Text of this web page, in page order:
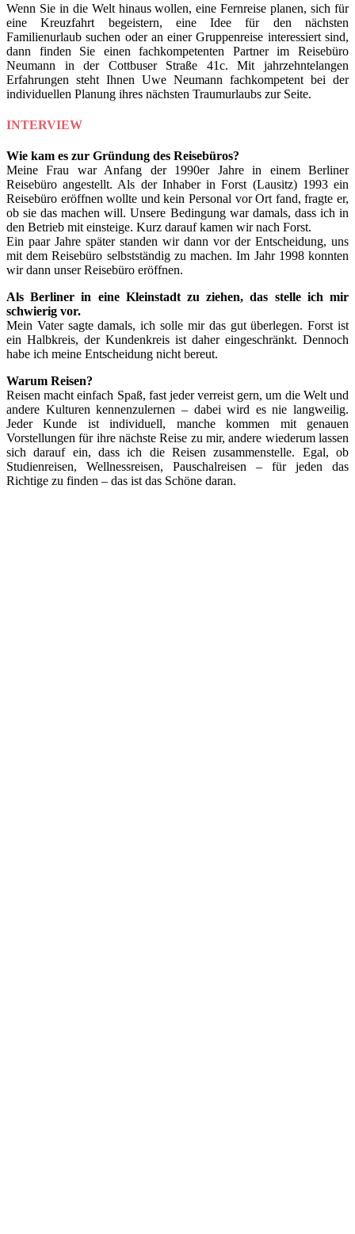
Wenn Sie in die Welt hinaus wollen, eine Fernreise planen, sich für
eine Kreuzfahrt begeistern, eine Idee für den nächsten
Familienurlaub suchen oder an einer Gruppenreise interessiert sind,
dann finden Sie einen fachkompetenten Partner im Reisebüro
Neumann in der Cottbuser Straße 41c. Mit jahrzehntelangen
Erfahrungen steht Ihnen Uwe Neumann fachkompetent bei der
individuellen Planung ihres nächsten Traumurlaubs zur Seite.
INTERVIEW
Wie kam es zur Gründung des Reisebüros?
Meine Frau war Anfang der 1990er Jahre in einem Berliner
Reisebüro angestellt. Als der Inhaber in Forst (Lausitz) 1993 ein
Reisebüro eröffnen wollte und kein Personal vor Ort fand, fragte er,
ob sie das machen will. Unsere Bedingung war damals, dass ich in
den Betrieb mit einsteige. Kurz darauf kamen wir nach Forst.
Ein paar Jahre später standen wir dann vor der Entscheidung, uns
mit dem Reisebüro selbstständig zu machen. Im Jahr 1998 konnten
wir dann unser Reisebüro eröffnen.
Als Berliner in eine Kleinstadt zu ziehen, das stelle ich mir
schwierig vor.
Mein Vater sagte damals, ich solle mir das gut überlegen. Forst ist
ein Halbkreis, der Kundenkreis ist daher eingeschränkt. Dennoch
habe ich meine Entscheidung nicht bereut.
Warum Reisen?
Reisen macht einfach Spaß, fast jeder verreist gern, um die Welt und
andere Kulturen kennenzulernen – dabei wird es nie langweilig.
Jeder Kunde ist individuell, manche kommen mit genauen
Vorstellungen für ihre nächste Reise zu mir, andere wiederum lassen
sich darauf ein, dass ich die Reisen zusammenstelle. Egal, ob
Studienreisen, Wellnessreisen, Pauschalreisen – für jeden das
Richtige zu finden – das ist das Schöne daran.